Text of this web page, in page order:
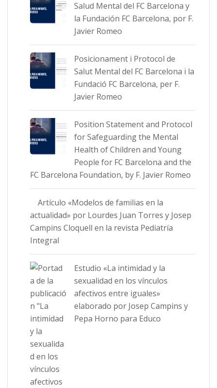
Salud Mental del FC Barcelona y
la Fundación FC Barcelona, por F.
Javier Romeo
Posicionament i Protocol de
Salut Mental del FC Barcelona i la
Fundació FC Barcelona, per F.
Javier Romeo
Position Statement and Protocol
for Safeguarding the Mental
Health of Children and Young
People for FC Barcelona and the
FC Barcelona Foundation, by F. Javier Romeo
Artículo «Modelos de familias en la
actualidad» por Lourdes Juan Torres y Josep
Campins Cloquell en la revista Pediatría
Integral
Estudio «La intimidad y la
sexualidad en los vínculos
afectivos entre iguales»
elaborado por Josep Campins y
Pepa Horno para Educo